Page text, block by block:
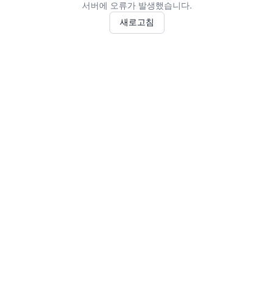
서버에 오류가 발생했습니다.
새로고침